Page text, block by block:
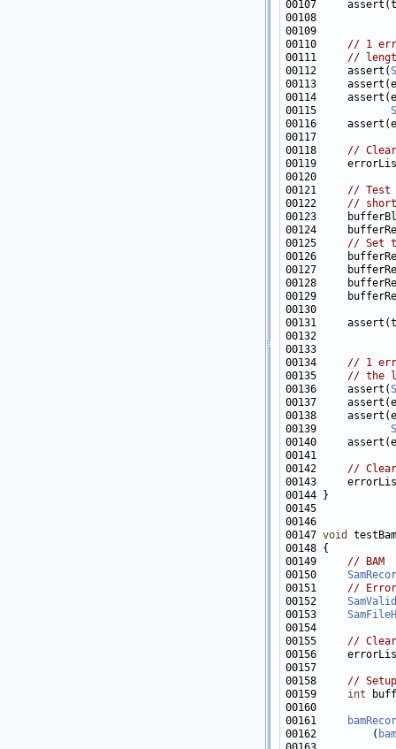
00107
00108
00109
00110 // 1
00111 //
00112     assert(
00113
00114
00115
00116
00118 //
00119
00121 // Test
00122 //
00125 // Set
00127
00128
00131
00132
00133
00134 // 1
00135 // the
00136     assert(
00137
00138
00139
00140
00142 //
00143
00147 void
00149 // BAM
00150
00151 //
00152
00153
00155 //
00156
00158 //
00159 int
00161
00162         (